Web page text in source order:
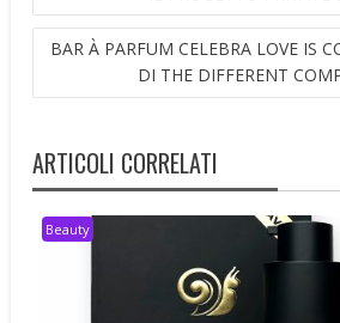
BAR À PARFUM CELEBRA LOVE IS
DI THE DIFFERENT
ARTICOLI CORRELATI
Beauty